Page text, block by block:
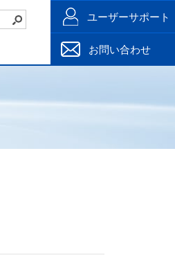
ユーザーサポート
お問い合わせ